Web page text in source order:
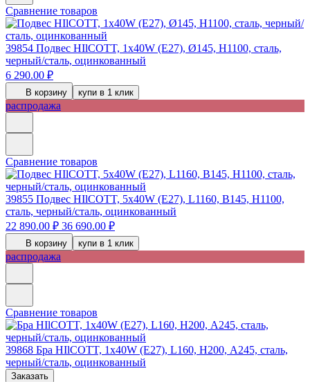
Сравнение товаров
39854 Подвес HIlCOTT, 1х40W (E27), Ø145, H1100, сталь,
черный/сталь, оцинкованный
6 290.00 ₽
В корзину купи в 1 клик
распродажа
Сравнение товаров
39855 Подвес HIlCOTT, 5х40W (E27), L1160, B145, H1100,
сталь, черный/сталь, оцинкованный
22 890.00 ₽ 36 690.00 ₽
В корзину купи в 1 клик
распродажа
Сравнение товаров
39868 Бра HIlCOTT, 1х40W (E27), L160, H200, А245, сталь,
черный/сталь, оцинкованный
Заказать